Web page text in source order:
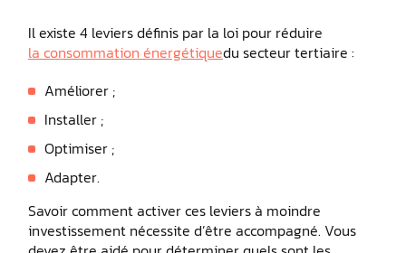
Il existe 4 leviers définis par la loi pour réduire
la consommation énergétiquedu secteur tertiaire :
Améliorer ;
Installer ;
Optimiser ;
Adapter.
Savoir comment activer ces leviers à moindre
investissement nécessite d’être accompagné. Vous